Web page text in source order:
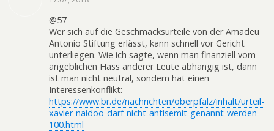
@57
Wer sich auf die Geschmacksurteile von der Amadeu
Antonio Stiftung erlässt, kann schnell vor Gericht
unterliegen. Wie ich sagte, wenn man finanziell vom
angeblichen Hass anderer Leute abhängig ist, dann
ist man nicht neutral, sondern hat einen
Interessenkonflikt:
https://www.br.de/nachrichten/oberpfalz/inhalt/urteil-
xavier-naidoo-darf-nicht-antisemit-genannt-werden-
100.html